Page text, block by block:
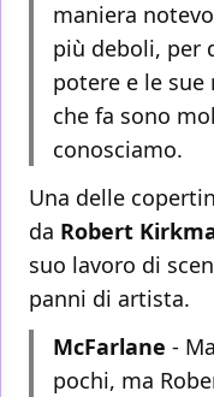
maniera
più deboli, per
potere e le
che fa sono
conosciamo.
Una delle
da Robert
suo lavoro di
panni di artista.
McFarlane -
pochi, ma